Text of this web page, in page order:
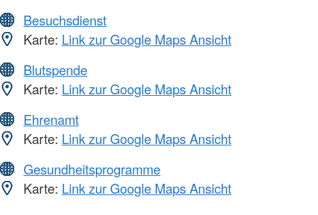
Besuchsdienst
Karte: Link zur Google Maps Ansicht
Blutspende
Karte: Link zur Google Maps Ansicht
Ehrenamt
Karte: Link zur Google Maps Ansicht
Gesundheitsprogramme
Karte: Link zur Google Maps Ansicht